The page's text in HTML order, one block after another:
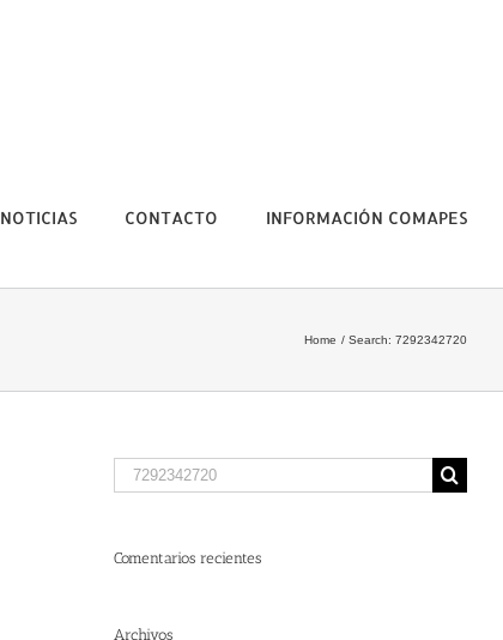
NOTICIAS CONTACTO INFORMACIÓN COMAPES
Home Search: 7292342720
Search
for:
Comentarios recientes
Archivos